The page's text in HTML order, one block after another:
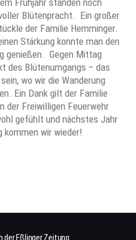
Frühjahr standen noch
Blütenpracht. Ein großer
der Familie Hemminger.
Stärkung konnte man den
genießen. Gegen Mittag
des Blütenumgangs – das
wo wir die Wanderung
Ein Dank gilt der Familie
der Freiwilligen Feuerwehr
gefühlt und nächstes Jahr
kommen wir wieder!
Eßlinger Zeitung